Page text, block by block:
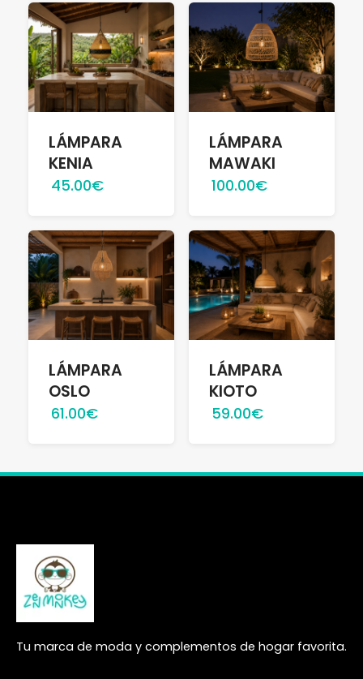
LÁMPARA
KENIA
45.00€
LÁMPARA
MAWAKI
100.00€
LÁMPARA
OSLO
61.00€
LÁMPARA
KIOTO
59.00€
Tu marca de moda y complementos de hogar favorita.